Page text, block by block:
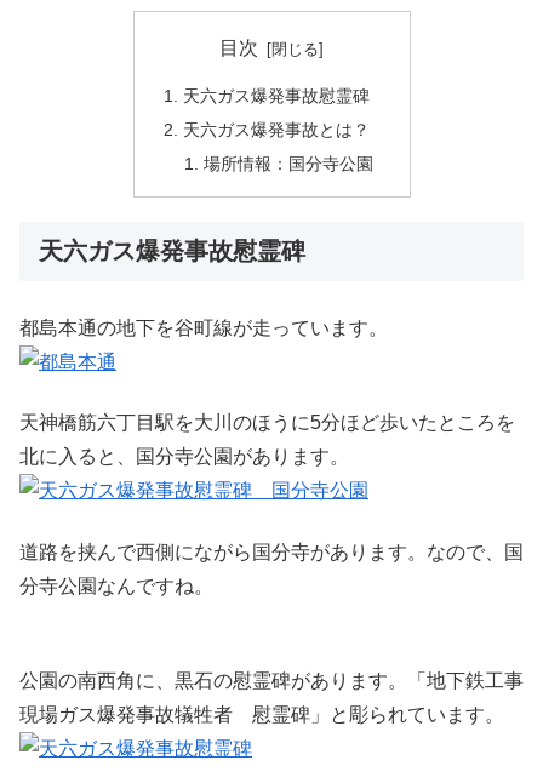
目次
天六ガス爆発事故慰霊碑
天六ガス爆発事故とは？
場所情報：国分寺公園
天六ガス爆発事故慰霊碑
都島本通の地下を谷町線が走っています。
天神橋筋六丁目駅を大川のほうに5分ほど歩いたところを
北に入ると、国分寺公園があります。
道路を挟んで西側にながら国分寺があります。なので、国
分寺公園なんですね。
公園の南西角に、黒石の慰霊碑があります。「地下鉄工事
現場ガス爆発事故犠牲者 慰霊碑」と彫られています。